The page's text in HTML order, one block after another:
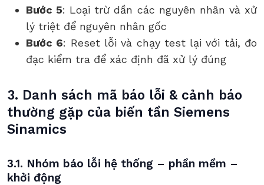
Bước 5: Loại trừ dần các nguyên nhân và xử
lý triệt để nguyên nhân gốc
Bước 6: Reset lỗi và chạy test lại với tải, đo
đạc kiểm tra để xác định đã xử lý đúng
3. Danh sách mã báo lỗi & cảnh báo
thường gặp của biến tần Siemens
Sinamics
3.1. Nhóm báo lỗi hệ thống – phần mềm –
khởi động